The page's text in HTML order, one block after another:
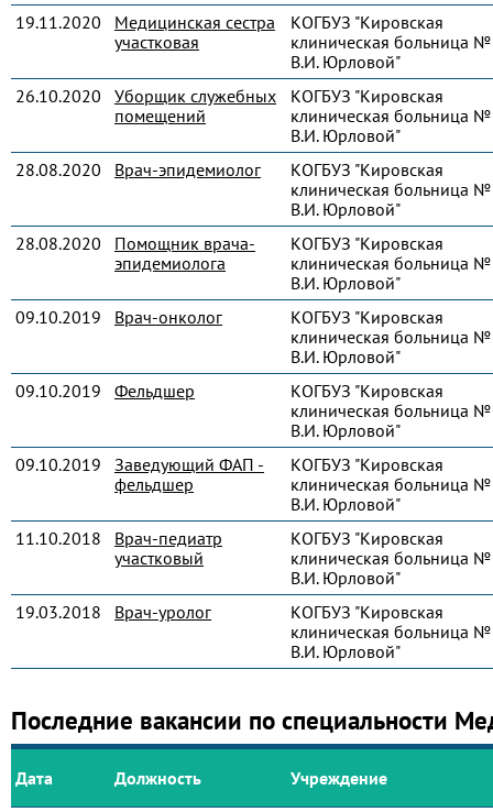
19.11.2020
Медицинская сестра
участковая
КОГБУЗ "Кировская
клиническая больница
В.И. Юрловой"
26.10.2020
Уборщик служебных
помещений
КОГБУЗ "Кировская
клиническая больница
В.И. Юрловой"
28.08.2020
Врач-эпидемиолог
КОГБУЗ "Кировская
клиническая больница
В.И. Юрловой"
28.08.2020
Помощник врача-
эпидемиолога
КОГБУЗ "Кировская
клиническая больница
В.И. Юрловой"
09.10.2019
Врач-онколог
КОГБУЗ "Кировская
клиническая больница
В.И. Юрловой"
09.10.2019
Фельдшер
КОГБУЗ "Кировская
клиническая больница
В.И. Юрловой"
09.10.2019
Заведующий ФАП -
фельдшер
КОГБУЗ "Кировская
клиническая больница
В.И. Юрловой"
11.10.2018
Врач-педиатр
участковый
КОГБУЗ "Кировская
клиническая больница
В.И. Юрловой"
19.03.2018
Врач-уролог
КОГБУЗ "Кировская
клиническая больница
В.И. Юрловой"
Последние вакансии по специальности
Дата Должность Учреждение